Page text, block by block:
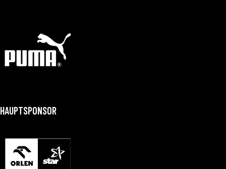
HAUPTSPONSOR